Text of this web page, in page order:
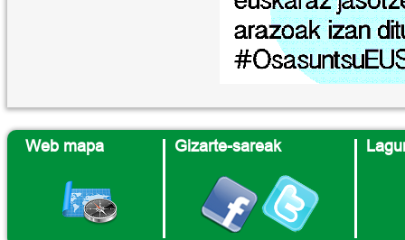
Web mapa Gizarte-sareak